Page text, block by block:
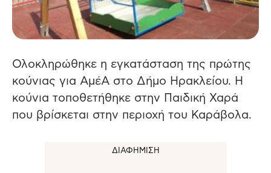
Ολοκληρώθηκε η εγκατάσταση της πρώτης
κούνιας για ΑμέΑ στο Δήμο Ηρακλείου. Η
κούνια τοποθετήθηκε στην Παιδική Χαρά
που βρίσκεται στην περιοχή του Καράβολα.